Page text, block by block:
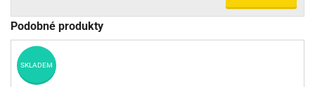
Podobné produkty
SKLADEM